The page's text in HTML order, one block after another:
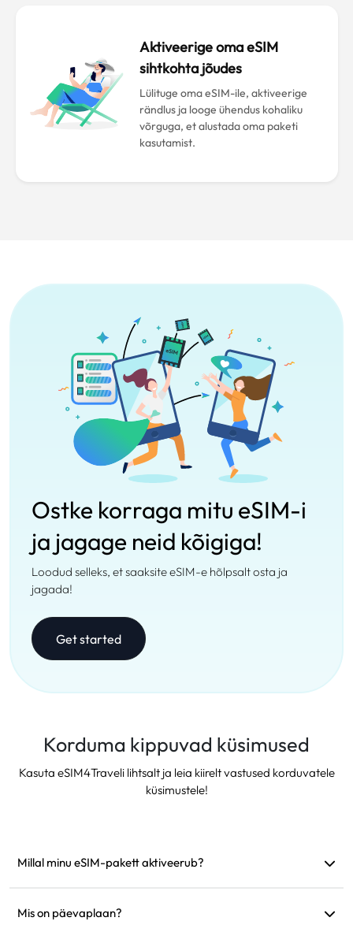
Aktiveerige oma eSIM
sihtkohta jõudes
Lülituge oma eSIM-ile, aktiveerige
rändlus ja looge ühendus kohaliku
võrguga, et alustada oma paketi
kasutamist.
Ostke korraga mitu eSIM-i
ja jagage neid kõigiga!
Loodud selleks, et saaksite eSIM-e hõlpsalt osta ja
jagada!
Get started
Korduma kippuvad küsimused
Kasuta eSIM4Traveli lihtsalt ja leia kiirelt vastused korduvatele
küsimustele!
Millal minu eSIM-pakett aktiveerub?
Soovitame see enne reisi paigaldada.
Mis on päevaplaan?